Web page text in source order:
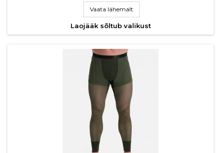
Vaata lähemalt
Laojääk sõltub valikust